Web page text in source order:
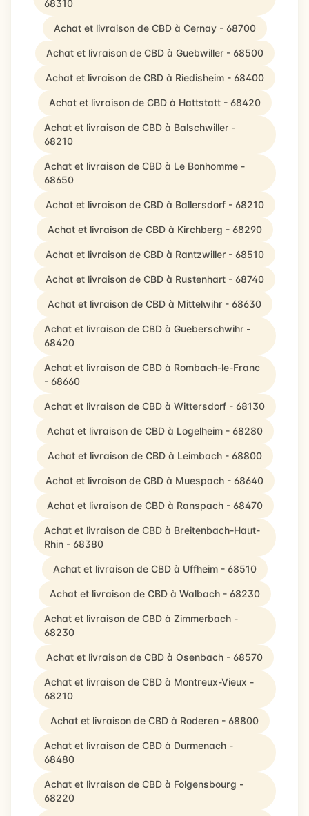
68310
Achat et livraison de CBD à Cernay - 68700
Achat et livraison de CBD à Guebwiller - 68500
Achat et livraison de CBD à Riedisheim - 68400
Achat et livraison de CBD à Hattstatt - 68420
Achat et livraison de CBD à Balschwiller -
68210
Achat et livraison de CBD à Le Bonhomme -
68650
Achat et livraison de CBD à Ballersdorf - 68210
Achat et livraison de CBD à Kirchberg - 68290
Achat et livraison de CBD à Rantzwiller - 68510
Achat et livraison de CBD à Rustenhart - 68740
Achat et livraison de CBD à Mittelwihr - 68630
Achat et livraison de CBD à Gueberschwihr -
68420
Achat et livraison de CBD à Rombach-le-Franc
- 68660
Achat et livraison de CBD à Wittersdorf - 68130
Achat et livraison de CBD à Logelheim - 68280
Achat et livraison de CBD à Leimbach - 68800
Achat et livraison de CBD à Muespach - 68640
Achat et livraison de CBD à Ranspach - 68470
Achat et livraison de CBD à Breitenbach-Haut-
Rhin - 68380
Achat et livraison de CBD à Uffheim - 68510
Achat et livraison de CBD à Walbach - 68230
Achat et livraison de CBD à Zimmerbach -
68230
Achat et livraison de CBD à Osenbach - 68570
Achat et livraison de CBD à Montreux-Vieux -
68210
Achat et livraison de CBD à Roderen - 68800
Achat et livraison de CBD à Durmenach -
68480
Achat et livraison de CBD à Folgensbourg -
68220